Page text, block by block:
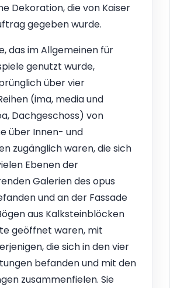
Dekoration, die von Kaiser
gegeben wurde.
das im Allgemeinen für
genutzt wurde,
über vier
(ima, media und
Dachgeschoss) von
über Innen- und
zugänglich waren, die sich
Ebenen der
Galerien des opus
und an der Fassade
aus Kalksteinblöcken
geöffnet waren, mit
die sich in den vier
befanden und mit den
zusammenfielen. Sie